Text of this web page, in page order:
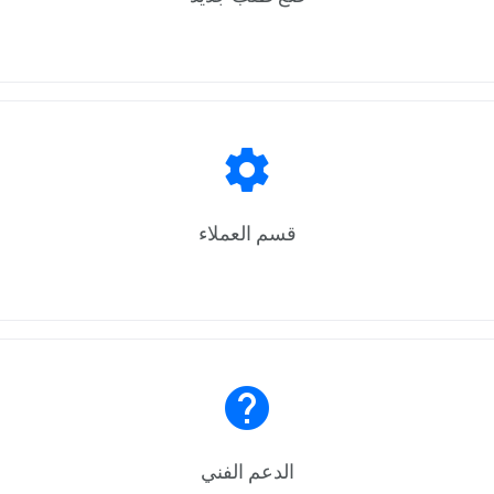
settings
قسم العملاء
help
الدعم الفني